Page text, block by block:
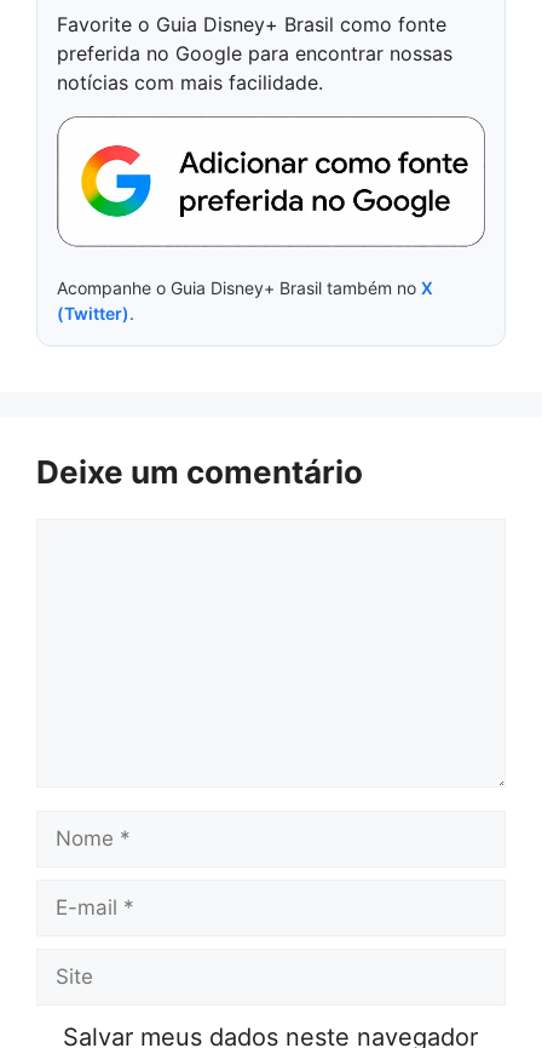
Favorite o Guia Disney+ Brasil como fonte
preferida no Google para encontrar nossas
notícias com mais facilidade.
Acompanhe o Guia Disney+ Brasil também no X
(Twitter).
Deixe um comentário
Nome
E-
Site
Salvar meus dados neste navegador